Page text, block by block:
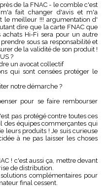
de la FNAC - le comble c'est
fait changer d'avis et m'a
le meilleur !!! argumentation d'
dire que la carte FNAC que
Hi-Fi sera pour un autre
sous sa responsabilité et
de la validité de son produit !
?
un avocat collectif
qui sont censées protéger le
notre démarche ?
pour se faire rembourser
pas protégé contre toutes ces
des équipes commerçantes qui
leurs produits ! Je suis curieuse
à ne pas laisser les choses
! c'est aussi ça, mettre devant
de distribution.
complémentaires pour
final cessent.